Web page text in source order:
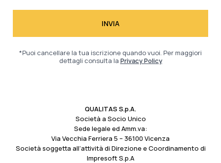
*Puoi cancellare la tua iscrizione quando vuoi. Per maggiori
dettagli consulta la Privacy Policy
QUALITAS S.p.A.
Società a Socio Unico
Sede legale ed Amm.va:
Via Vecchia Ferriera 5 – 36100 Vicenza
Società soggetta all’attività di Direzione e Coordinamento di
Impresoft S.p.A